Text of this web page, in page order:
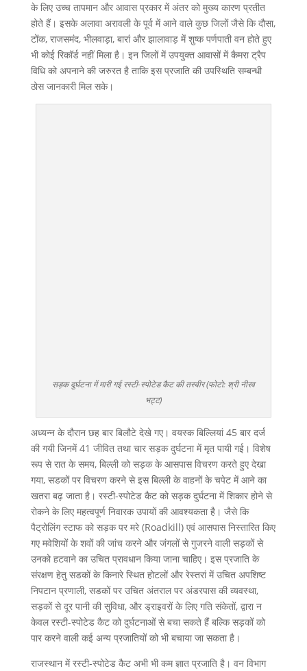
के लिए उच्च तापमान और आवास प्रकार में अंतर को मुख्य कारण प्रतीत
होते हैं। इसके अलावा अरावली के पूर्व में आने वाले कुछ जिलों जैसे कि दौसा,
टोंक, राजसमंद, भीलवाड़ा, बारां और झालावाड़ में शुष्क पर्णपाती वन होते हुए
भी कोई रिकॉर्ड नहीं मिला है। इन जिलों में उपयुक्त आवासों में कैमरा ट्रैप
विधि को अपनाने की जरुरत है ताकि इस प्रजाति की उपस्थिति सम्बन्धी
ठोस जानकारी मिल सके।
सड़क दुर्घटना में मारी गई रस्टी-स्पोटेड कैट की तस्वीर (फोटो: श्री नीरव
भट्ट)
अध्यन्न के दौरान छह बार बिलौटे देखे गए। वयस्क बिल्लियां 45 बार दर्ज
की गयी जिनमें 41 जीवित तथा चार सड़क दुर्घटना में मृत पायी गई। विशेष
रूप से रात के समय, बिल्ली को सड़क के आसपास विचरण करते हुए देखा
गया, सडकों पर विचरण करने से इस बिल्ली के वाहनों के चपेट में आने का
खतरा बढ़ जाता है। रस्टी-स्पोटेड कैट को सड़क दुर्घटना में शिकार होने से
रोकने के लिए महत्वपूर्ण निवारक उपायों की आवश्यकता है। जैसे कि
पैट्रोलिंग स्टाफ को सड़क पर मरे (Roadkill) एवं आसपास निस्तारित किए
गए मवेशियों के शवों की जांच करने और जंगलों से गुजरने वाली सड़कों से
उनको हटवाने का उचित प्रावधान किया जाना चाहिए। इस प्रजाति के
संरक्षण हेतु सडकों के किनारे स्थित होटलों और रेस्तरां में उचित अपशिष्ट
निपटान प्रणाली, सडकों पर उचित अंतराल पर अंडरपास की व्यवस्था,
सड़कों से दूर पानी की सुविधा, और ड्राइवरों के लिए गति संकेतों, द्वारा न
केवल रस्टी-स्पोटेड कैट को दुर्घटनाओं से बचा सकते हैं बल्कि सड़कों को
पार करने वाली कई अन्य प्रजातियों को भी बचाया जा सकता है।
राजस्थान में रस्टी-स्पोटेड कैट अभी भी कम ज्ञात प्रजाति है। वन विभाग